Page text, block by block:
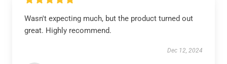
Wasn't expecting much, but the product turned out
great. Highly recommend.
Dec 12, 2024